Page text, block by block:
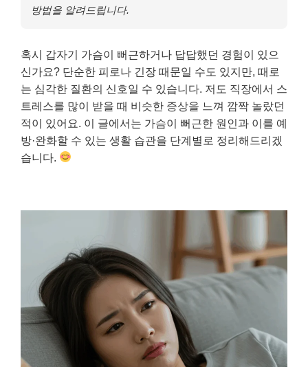
방법을 알려드립니다.
혹시 갑자기 가슴이 뻐근하거나 답답했던 경험이 있으
신가요? 단순한 피로나 긴장 때문일 수도 있지만, 때로
는 심각한 질환의 신호일 수 있습니다. 저도 직장에서 스
트레스를 많이 받을 때 비슷한 증상을 느껴 깜짝 놀랐던
적이 있어요. 이 글에서는 가슴이 뻐근한 원인과 이를 예
방·완화할 수 있는 생활 습관을 단계별로 정리해드리겠
습니다.